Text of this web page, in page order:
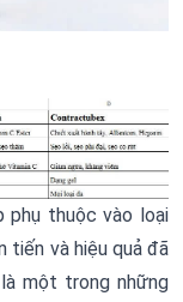
phụ thuộc vào loại
tiến và hiệu quả đã
là một trong những